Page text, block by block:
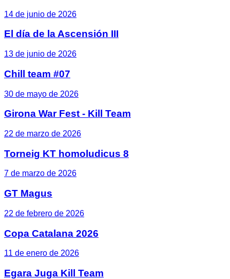
14 de junio de 2026
El día de la Ascensión III
13 de junio de 2026
Chill team #07
30 de mayo de 2026
Girona War Fest - Kill Team
22 de marzo de 2026
Torneig KT homoludicus 8
7 de marzo de 2026
GT Magus
22 de febrero de 2026
Copa Catalana 2026
11 de enero de 2026
Egara Juga Kill Team